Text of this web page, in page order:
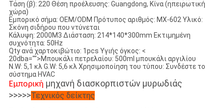
Τάση (β): 220 Θέση προέλευσης: Guangdong, Κίνα (ηπειρωτική
χώρα)
Εμπορικό σήμα: OEM/ODM Πρότυπος αριθμός: MX-602Υλικό:
Σκόνη σιδήρου που ντύνεται
Κάλυψη: 2000M3 Διάσταση: 214*140*300mm Εκτιμημένη
συχνότητα: 50Hz
Qty ανά χαρτοκιβώτιο: 1pcs Υγιής όγκος: <
20dba="">Μπουκάλι πετρελαίου: 500ml μπουκάλι αργιλίου
N.W: 5,1 κλG.W: 5,6 κλΧρησιμοποίηση του τύπου: Συνδέστε το
σύστημα HVAC
Εμπορική μηχανή διασκορπιστών μυρωδιάς
>>>>>Τεχνικός δείκτης